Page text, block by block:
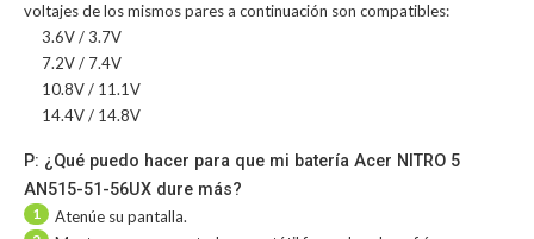
voltajes de los mismos pares a continuación son compatibles:
3.6V / 3.7V
7.2V / 7.4V
10.8V / 11.1V
14.4V / 14.8V
P: ¿Qué puedo hacer para que mi batería Acer NITRO 5
AN515-51-56UX dure más?
1 Atenúe su pantalla.